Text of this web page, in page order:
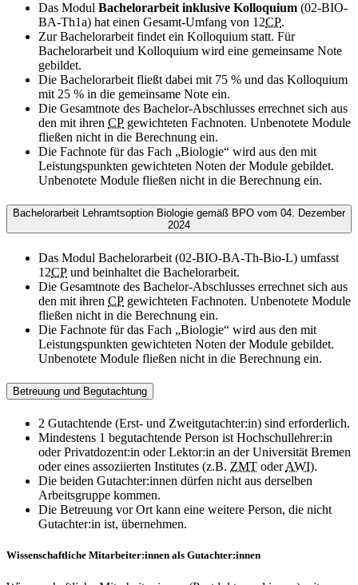
Das Modul Bachelorarbeit inklusive Kolloquium (02-BIO-
BA-Th1a) hat einen Gesamt-Umfang von 12CP.
Zur Bachelorarbeit findet ein Kolloquium statt. Für
Bachelorarbeit und Kolloquium wird eine gemeinsame Note
gebildet.
Die Bachelorarbeit fließt dabei mit 75 % und das Kolloquium
mit 25 % in die gemeinsame Note ein.
Die Gesamtnote des Bachelor-Abschlusses errechnet sich aus
den mit ihren CP gewichteten Fachnoten. Unbenotete Module
fließen nicht in die Berechnung ein.
Die Fachnote für das Fach „Biologie“ wird aus den mit
Leistungspunkten gewichteten Noten der Module gebildet.
Unbenotete Module fließen nicht in die Berechnung ein.
Bachelorarbeit Lehramtsoption Biologie gemäß BPO vom 04. Dezember
2024
Das Modul Bachelorarbeit (02-BIO-BA-Th-Bio-L) umfasst
12CP und beinhaltet die Bachelorarbeit.
Die Gesamtnote des Bachelor-Abschlusses errechnet sich aus
den mit ihren CP gewichteten Fachnoten. Unbenotete Module
fließen nicht in die Berechnung ein.
Die Fachnote für das Fach „Biologie“ wird aus den mit
Leistungspunkten gewichteten Noten der Module gebildet.
Unbenotete Module fließen nicht in die Berechnung ein.
Betreuung und Begutachtung
2 Gutachtende (Erst- und Zweitgutachter:in) sind erforderlich.
Mindestens 1 begutachtende Person ist Hochschullehrer:in
oder Privatdozent:in oder Lektor:in an der Universität Bremen
oder eines assoziierten Institutes (z.B. ZMT oderAWI).
Die beiden Gutachter:innen dürfen nicht aus derselben
Arbeitsgruppe kommen.
Die Betreuung vor Ort kann eine weitere Person, die nicht
Gutachter:in ist, übernehmen.
Wissenschaftliche Mitarbeiter:innen als Gutachter:innen